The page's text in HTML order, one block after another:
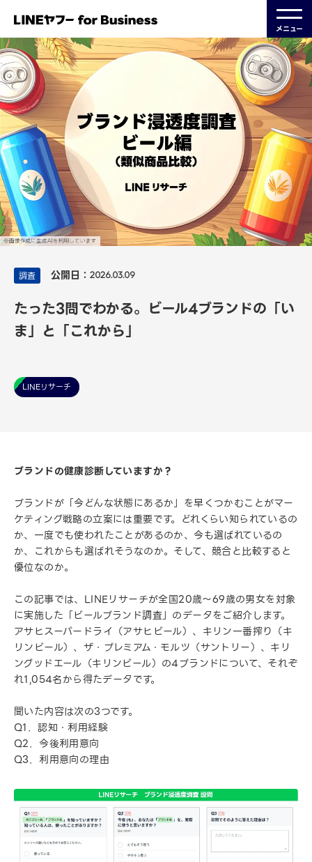
メニュー
調査 公開日： 2026.03.09
たった3問でわかる。ビール4ブランドの「い
ま」と「これから」
LINEリサーチ
ブランドの健康診断していますか？
ブランドが「今どんな状態にあるか」を早くつかむことがマー
ケティング戦略の立案には重要です。どれくらい知られているの
か、一度でも使われたことがあるのか、今も選ばれているの
か、これからも選ばれそうなのか。そして、競合と比較すると
優位なのか。
この記事では、LINEリサーチが全国20歳～69歳の男女を対象
に実施した「ビールブランド調査」のデータをご紹介します。
アサヒスーパードライ（アサヒビール）、キリン一番搾り（キ
リンビール）、ザ・プレミアム・モルツ（サントリー）、キリ
ングッドエール（キリンビール）の4ブランドについて、それぞ
れ1,054名から得たデータです。
聞いた内容は次の3つです。
Q1．認知・利用経験
Q2．今後利用意向
Q3．利用意向の理由